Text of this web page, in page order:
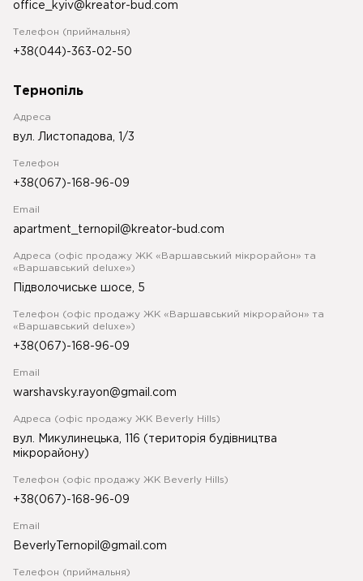
office_kyiv@kreator-bud.com
Телефон (приймальня)
+38(044)-363-02-50
Тернопіль
Адреса
вул. Листопадова, 1/3
Телефон
+38(067)-168-96-09
Email
apartment_ternopil@kreator-bud.com
Адреса (офіс продажу ЖК «Варшавський мікрорайон» та
«Варшавський deluxe»)
Підволочиське шосе, 5
Телефон (офіс продажу ЖК «Варшавський мікрорайон» та
«Варшавський deluxe»)
+38(067)-168-96-09
Email
warshavsky.rayon@gmail.com
Адреса (офіс продажу ЖК Beverly Hills)
вул. Микулинецька, 116 (територія будівництва
мікрорайону)
Телефон (офіс продажу ЖК Beverly Hills)
+38(067)-168-96-09
Email
BeverlyTernopil@gmail.com
Телефон (приймальня)